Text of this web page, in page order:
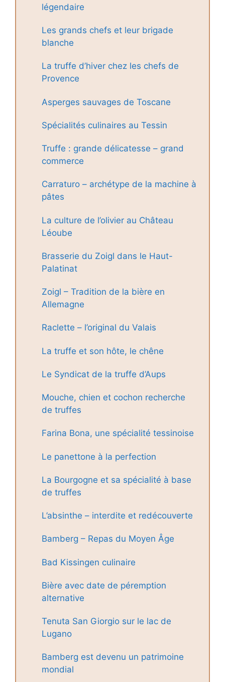
légendaire
Les grands chefs et leur brigade
blanche
La truffe d’hiver chez les chefs de
Provence
Asperges sauvages de Toscane
Spécialités culinaires au Tessin
Truffe : grande délicatesse – grand
commerce
Carraturo – archétype de la machine à
pâtes
La culture de l’olivier au Château
Léoube
Brasserie du Zoigl dans le Haut-
Palatinat
Zoigl – Tradition de la bière en
Allemagne
Raclette – l’original du Valais
La truffe et son hôte, le chêne
Le Syndicat de la truffe d’Aups
Mouche, chien et cochon recherche
de truffes
Farina Bona, une spécialité tessinoise
Le panettone à la perfection
La Bourgogne et sa spécialité à base
de truffes
L’absinthe – interdite et redécouverte
Bamberg – Repas du Moyen Âge
Bad Kissingen culinaire
Bière avec date de péremption
alternative
Tenuta San Giorgio sur le lac de
Lugano
Bamberg est devenu un patrimoine
mondial